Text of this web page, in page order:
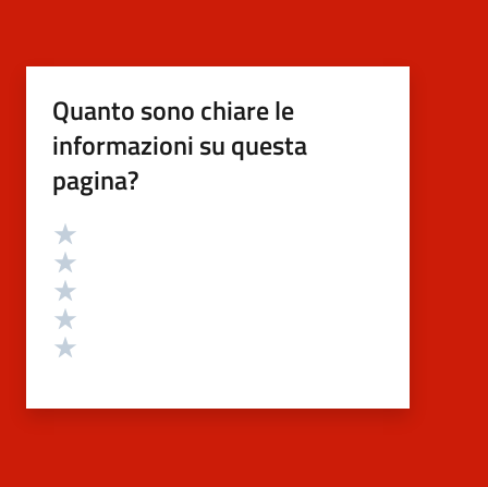
Quanto sono chiare le
informazioni su questa
pagina?
Valutazione